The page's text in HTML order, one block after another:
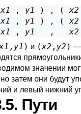
x1 , y1 ) , ( x2
x1 , y1 ) , ( x2
x1
, y1
   ,
x2
, y1 ) и (x2 , y2 ) —
значении
но затем они будут
и левый нижний
Пути